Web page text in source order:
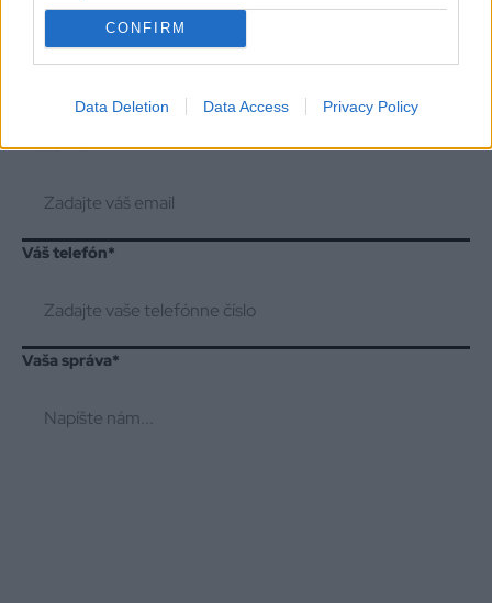
CONFIRM
Data Deletion Data Access Privacy Policy
*
Váš email*
Váš telefón*
Vaša správa*